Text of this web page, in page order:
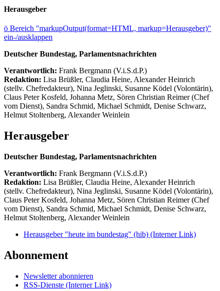
Herausgeber
ö Bereich "markupOutput(format=HTML, markup=Herausgeber)"
ein-/ausklappen
Deutscher Bundestag, Parlamentsnachrichten
Verantwortlich: Frank Bergmann (V.i.S.d.P.)
Redaktion: Lisa Brüßler, Claudia Heine, Alexander Heinrich
(stellv. Chefredakteur), Nina Jeglinski, Susanne Ködel (Volontärin),
Claus Peter Kosfeld, Johanna Metz, Sören Christian Reimer (Chef
vom Dienst), Sandra Schmid, Michael Schmidt, Denise Schwarz,
Helmut Stoltenberg, Alexander Weinlein
Herausgeber
Deutscher Bundestag, Parlamentsnachrichten
Verantwortlich: Frank Bergmann (V.i.S.d.P.)
Redaktion: Lisa Brüßler, Claudia Heine, Alexander Heinrich
(stellv. Chefredakteur), Nina Jeglinski, Susanne Ködel (Volontärin),
Claus Peter Kosfeld, Johanna Metz, Sören Christian Reimer (Chef
vom Dienst), Sandra Schmid, Michael Schmidt, Denise Schwarz,
Helmut Stoltenberg, Alexander Weinlein
Herausgeber "heute im bundestag" (hib) (Interner Link)
Abonnement
Newsletter abonnieren
RSS-Dienste (Interner Link)